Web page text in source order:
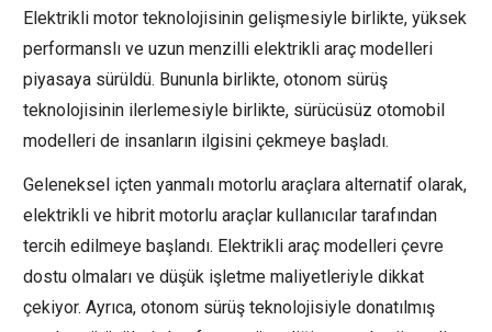
Elektrikli motor teknolojisinin gelişmesiyle birlikte, yüksek
performanslı ve uzun menzilli elektrikli araç modelleri
piyasaya sürüldü. Bununla birlikte, otonom sürüş
teknolojisinin ilerlemesiyle birlikte, sürücüsüz otomobil
modelleri de insanların ilgisini çekmeye başladı.
Geleneksel içten yanmalı motorlu araçlara alternatif olarak,
elektrikli ve hibrit motorlu araçlar kullanıcılar tarafından
tercih edilmeye başlandı. Elektrikli araç modelleri çevre
dostu olmaları ve düşük işletme maliyetleriyle dikkat
çekiyor. Ayrıca, otonom sürüş teknolojisiyle donatılmış